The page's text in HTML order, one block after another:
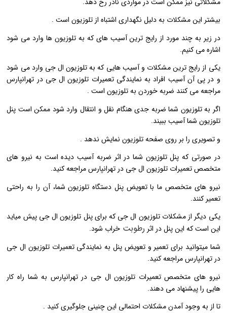
بیشتر این مشکلات به دلیل نگهداری اشتباه از تلوزیون است .
در زیر به چند مورد از رایج ترین آسیب های که به تلوزیون ها وارد می شود
اشاره می کنیم.
یکی از رایج ترین مشکلات و آسیب هایی که به تلوزیون ال جی وارد می شود
و در پی آن آسیب افراد به نمایندگی تعمیرات تلوزیون ال جی در تهرانپارس
مراجعه می کنند ضربه خوردن به تلوزیون است .
اگر به تلوزیون شما ضربه جدی هنگام نقل و انتقال وارد شود ممکن است پنل
تلوزیون شما آسیب ببیند.
و تصویری را بر روی صفحه تلوزیون نمایش ندهد .
در صورتی که پنل تلوزیون شما در اثر ضربه آسیب دیده است به نیرو های
متخصص تعمیرات تلوزیون ال جی در تهرانپارس مراجعه کنید.
نیرو های متخصص ما با تعویض پنل دستگاه تلوزیون شما، آن را به راحتی
تعمیر کنند.
یکی دیگر از مشکلات تلوزیون ال جی که برای پنل تلوزیون ال جی پیش میاید
این است که این پنل در اثر رطوبت خراب شود.
شما میتوانید برای تعمیر و تعویض پنل به نمایندگی تعمیرات تلوزیون ال جی
در تهرانپارس مراجعه کنید.
نیرو های متخصص تعمیرات تلوزیون ال جی در تهرانپارس به شما راه کار
هایی را پیشنهاد می دهند.
تا از به وجود آمدن مشکلات احتمالی این چنینی جلوگیری کنید .